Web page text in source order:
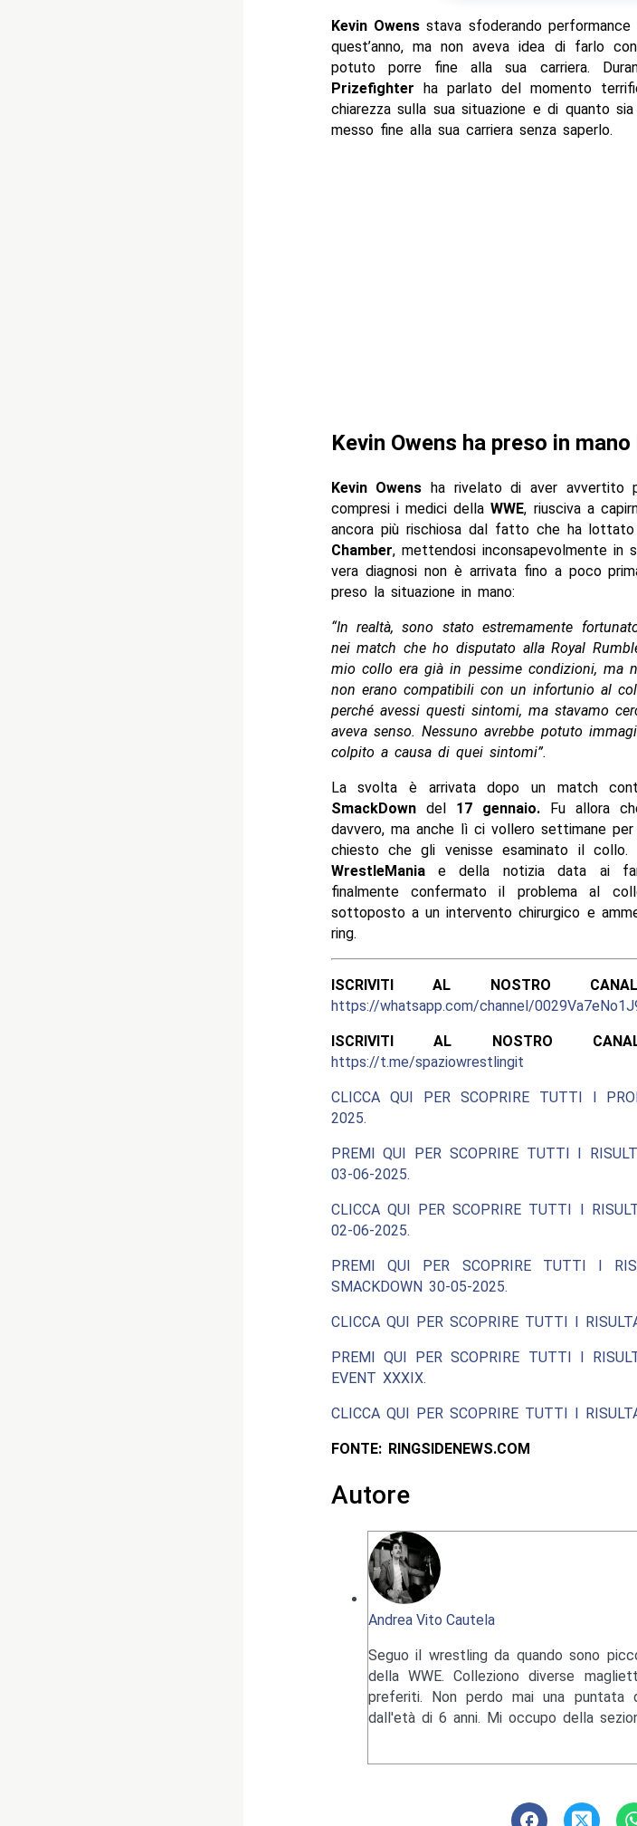
Kevin Owens stava sfoderando
quest’anno, ma non aveva idea di farlo
potuto porre fine alla sua carriera.
Prizefighter ha parlato del momento
chiarezza sulla sua situazione e di quanto
messo fine alla sua carriera senza saperlo.
Kevin Owens ha preso in
Kevin Owens ha rivelato di aver avvertito
compresi i medici dellaWWE, riusciva a
ancora più rischiosa dal fatto che ha
Chamber, mettendosi inconsapevolmente in
vera diagnosi non è arrivata fino a poco
preso la situazione in mano:
“In realtà, sono stato estremamente
nei match che ho disputato alla Royal
mio collo era già in pessime condizioni, ma
non erano compatibili con un infortunio al
perché avessi questi sintomi, ma stavamo
aveva senso. Nessuno avrebbe potuto
colpito a causa di quei sintomi”.
La svolta è arrivata dopo un match
SmackDowndel 17 gennaio.Fu allora
davvero, ma anche lì ci vollero settimane
chiesto che gli venisse esaminato il
WrestleManiae della notizia data ai
finalmente confermato il problema al
sottoposto a un intervento chirurgico e
ring.
ISCRIVITI AL NOSTRO
https://whatsapp.com/channel/
ISCRIVITI AL NOSTRO
https://t.me/spaziowrestlingit
CLICCA QUI PER SCOPRIRE TUTTI I
2025.
PREMI QUI PER SCOPRIRE TUTTI I
03-06-2025.
CLICCA QUI PER SCOPRIRE TUTTI I
02-06-2025.
PREMI QUI PER SCOPRIRE TUTTI I
SMACKDOWN 30-05-2025.
CLICCA QUI PER SCOPRIRE TUTTI I
PREMI QUI PER SCOPRIRE TUTTI I
EVENT XXXIX.
CLICCA QUI PER SCOPRIRE TUTTI I
FONTE: RINGSIDENEWS.COM
Autore
Andrea Vito Cautela
Seguo il wrestling da quando sono
della WWE. Colleziono diverse
preferiti. Non perdo mai una
dall'età di 6 anni. Mi occupo della